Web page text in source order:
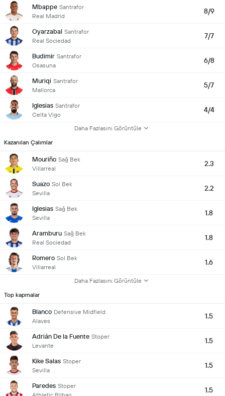
Mbappe Santrafor
Real Madrid
8/9
Oyarzabal Santrafor
Real Sociedad
7/7
Budimir Santrafor
Osasuna
6/8
Muriqi Santrafor
Mallorca
5/7
Iglesias Santrafor
Celta Vigo
4/4
Daha Fazlasını Görüntüle
Kazanılan Çalımlar
Mouriño Sağ Bek
Villarreal
2.3
Suazo Sol Bek
Sevilla
2.2
Iglesias Sağ Bek
Sevilla
1.8
Aramburu Sağ Bek
Real Sociedad
1.8
Romero Sol Bek
Villarreal
1.6
Daha Fazlasını Görüntüle
Top kapmalar
Blanco Defensive Midfield
Alaves
1.5
Adrián De la Fuente Stoper
Levante
1.5
Kike Salas Stoper
Sevilla
1.5
Paredes Stoper
1.5